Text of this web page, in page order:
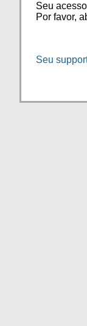
Seu
Por favor,
Seu